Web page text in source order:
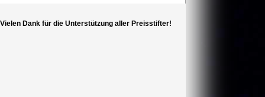
Vielen Dank für die Unterstützung aller Preisstifter!